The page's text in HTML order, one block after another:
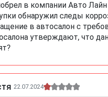
в компании Авто
обнаружил следы
в автосалон с
утверждают, что
22.07.2024